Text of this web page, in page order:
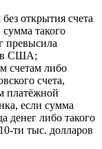
открытия счета
такого
превысила
США;
счетам либо
счета,
платёжной
если сумма
денег либо такого
ти тыс. долларов